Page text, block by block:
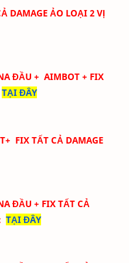
DAMAGE ẢO LOẠI 2 VỊ
ĐẦU + AIMBOT + FIX
TẠI ĐÂY
FIX TẤT CẢ DAMAGE
ĐẦU + FIX TẤT CẢ
TẠI ĐÂY